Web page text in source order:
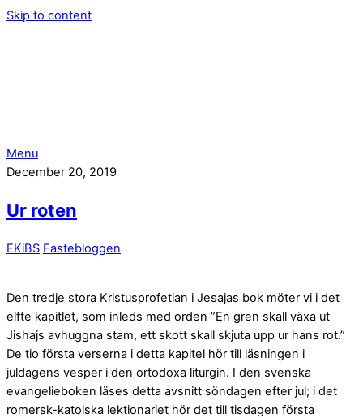
Skip to content
Menu
December 20, 2019
Ur roten
EKiBS Fastebloggen
Den tredje stora Kristusprofetian i Jesajas bok möter vi i det
elfte kapitlet, som inleds med orden ”En gren skall växa ut
Jishajs avhuggna stam, ett skott skall skjuta upp ur hans rot.”
De tio första verserna i detta kapitel hör till läsningen i
juldagens vesper i den ortodoxa liturgin. I den svenska
evangelieboken läses detta avsnitt söndagen efter jul; i det
romersk-katolska lektionariet hör det till tisdagen första